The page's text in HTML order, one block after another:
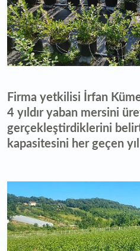
Firma yetkilisi İrfan
4 yıldır yaban mersini
gerçekleştirdiklerini
kapasitesini her geçen yıl